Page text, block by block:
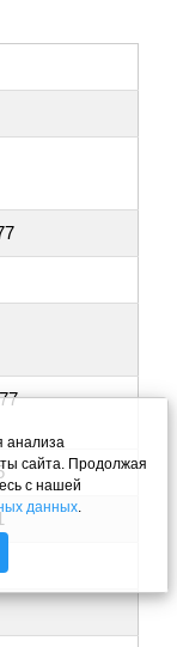
анализа
сайта. Продолжая
с нашей
данных.